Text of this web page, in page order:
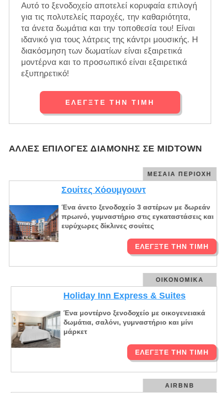
Αυτό το ξενοδοχείο αποτελεί κορυφαία επιλογή
για τις πολυτελείς παροχές, την καθαριότητα,
τα άνετα δωμάτια και την τοποθεσία του! Είναι
ιδανικό για τους λάτρεις της κάντρι μουσικής. Η
διακόσμηση των δωματίων είναι εξαιρετικά
μοντέρνα και το προσωπικό είναι εξαιρετικά
εξυπηρετικό!
ΕΛΈΓΞΤΕ ΤΗΝ ΤΙΜΉ
ΆΛΛΕΣ ΕΠΙΛΟΓΈΣ ΔΙΑΜΟΝΉΣ ΣΕ MIDTOWN
ΜΕΣΑΊΑ ΠΕΡΙΟΧΉ
Σουίτες Χόουμγουντ
Ένα άνετο ξενοδοχείο 3 αστέρων με δωρεάν
πρωινό, γυμναστήριο στις εγκαταστάσεις και
ευρύχωρες δίκλινες σουίτες
ΕΛΈΓΞΤΕ ΤΗΝ ΤΙΜΉ
ΟΙΚΟΝΟΜΙΚΆ
Holiday Inn Express & Suites
Ένα μοντέρνο ξενοδοχείο με οικογενειακά
δωμάτια, σαλόνι, γυμναστήριο και μίνι
μάρκετ
ΕΛΈΓΞΤΕ ΤΗΝ ΤΙΜΉ
AIRBNB